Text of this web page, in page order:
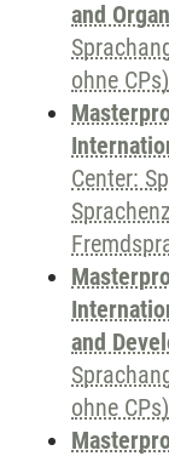
and
ohne CPs)
Center:
and
ohne CPs)